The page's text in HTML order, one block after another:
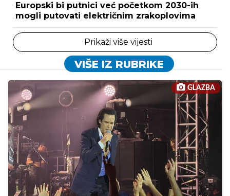
Europski bi putnici već početkom 2030-ih
mogli putovati električnim zrakoplovima
Prikaži više vijesti
VIŠE IZ RUBRIKE
GLAZBA